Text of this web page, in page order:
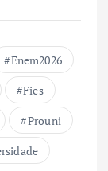
Enem2026
Fies
Prouni